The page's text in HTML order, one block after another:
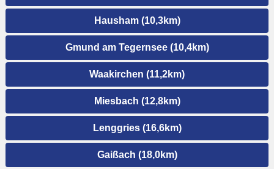
Hausham (10,3km)
Gmund am Tegernsee (10,4km)
Waakirchen (11,2km)
Miesbach (12,8km)
Lenggries (16,6km)
Gaißach (18,0km)